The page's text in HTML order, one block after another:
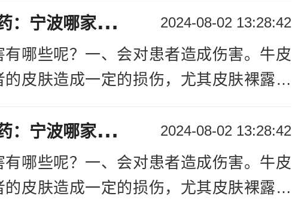
选择：治疗牛皮癣的费用还需要患者的病
定，如果选择的方法不正确或是治疗方
起来也是比较麻烦的，而且不能治好牛
适合的治疗方法，不可以盲目治疗。因
是有着不同的治疗方案和治疗药物，所
皮癣的费用存在差异，而且有时还可能
因此，对于牛皮癣疾病，患者要尽快的
病[详情]
牛
皮癣用什么中药：宁波哪家医院能确定银屑病 2024-08-02 13:28:42
哪些呢？一、会对患者造成伤害。牛皮
皮肤造成一定的损伤，尤其皮肤裸露部
因此，对于牛皮癣疾病，患者要尽快的
病[详情]
牛
皮癣用什么中药：宁波哪家医院能确定银屑病 2024-08-02 13:28:42
哪些呢？一、会对患者造成伤害。牛皮
皮肤造成一定的损伤，尤其皮肤裸露部